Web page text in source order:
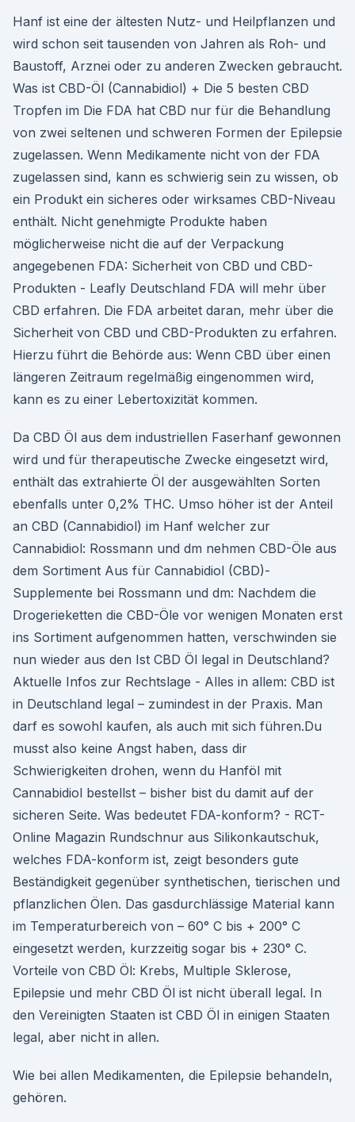
Hanf ist eine der ältesten Nutz- und Heilpflanzen und
wird schon seit tausenden von Jahren als Roh- und
Baustoff, Arznei oder zu anderen Zwecken gebraucht.
Was ist CBD-Öl (Cannabidiol) + Die 5 besten CBD
Tropfen im Die FDA hat CBD nur für die Behandlung
von zwei seltenen und schweren Formen der Epilepsie
zugelassen. Wenn Medikamente nicht von der FDA
zugelassen sind, kann es schwierig sein zu wissen, ob
ein Produkt ein sicheres oder wirksames CBD-Niveau
enthält. Nicht genehmigte Produkte haben
möglicherweise nicht die auf der Verpackung
angegebenen FDA: Sicherheit von CBD und CBD-
Produkten - Leafly Deutschland FDA will mehr über
CBD erfahren. Die FDA arbeitet daran, mehr über die
Sicherheit von CBD und CBD-Produkten zu erfahren.
Hierzu führt die Behörde aus: Wenn CBD über einen
längeren Zeitraum regelmäßig eingenommen wird,
kann es zu einer Lebertoxizität kommen.
Da CBD Öl aus dem industriellen Faserhanf gewonnen
wird und für therapeutische Zwecke eingesetzt wird,
enthält das extrahierte Öl der ausgewählten Sorten
ebenfalls unter 0,2% THC. Umso höher ist der Anteil
an CBD (Cannabidiol) im Hanf welcher zur
Cannabidiol: Rossmann und dm nehmen CBD-Öle aus
dem Sortiment Aus für Cannabidiol (CBD)-
Supplemente bei Rossmann und dm: Nachdem die
Drogerieketten die CBD-Öle vor wenigen Monaten erst
ins Sortiment aufgenommen hatten, verschwinden sie
nun wieder aus den Ist CBD Öl legal in Deutschland?
Aktuelle Infos zur Rechtslage - Alles in allem: CBD ist
in Deutschland legal – zumindest in der Praxis. Man
darf es sowohl kaufen, als auch mit sich führen.Du
musst also keine Angst haben, dass dir
Schwierigkeiten drohen, wenn du Hanföl mit
Cannabidiol bestellst – bisher bist du damit auf der
sicheren Seite. Was bedeutet FDA-konform? - RCT-
Online Magazin Rundschnur aus Silikonkautschuk,
welches FDA-konform ist, zeigt besonders gute
Beständigkeit gegenüber synthetischen, tierischen und
pflanzlichen Ölen. Das gasdurchlässige Material kann
im Temperaturbereich von – 60° C bis + 200° C
eingesetzt werden, kurzzeitig sogar bis + 230° C.
Vorteile von CBD Öl: Krebs, Multiple Sklerose,
Epilepsie und mehr CBD Öl ist nicht überall legal. In
den Vereinigten Staaten ist CBD Öl in einigen Staaten
legal, aber nicht in allen.
Wie bei allen Medikamenten, die Epilepsie behandeln,
gehören.